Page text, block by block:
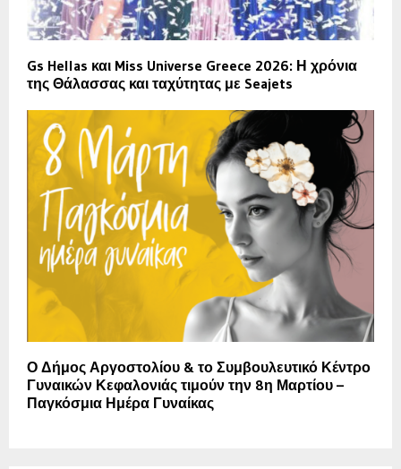
Gs Hellas και Miss Universe Greece 2026: Η χρόνια
της Θάλασσας και ταχύτητας με Seajets
Ο Δήμος Αργοστολίου & το Συμβουλευτικό Κέντρο
Γυναικών Κεφαλονιάς τιμούν την 8η Μαρτίου –
Παγκόσμια Ημέρα Γυναίκας